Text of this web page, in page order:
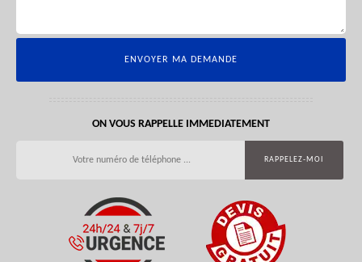
ON VOUS RAPPELLE IMMEDIATEMENT